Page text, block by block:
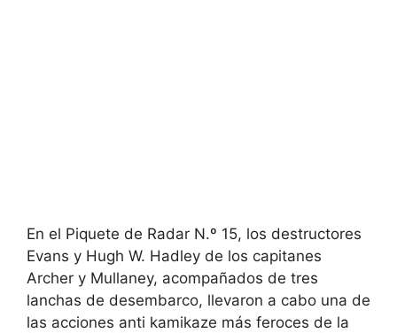
En el Piquete de Radar N.º 15, los destructores
Evans y Hugh W. Hadley de los capitanes
Archer y Mullaney, acompañados de tres
lanchas de desembarco, llevaron a cabo una de
las acciones anti kamikaze más feroces de la